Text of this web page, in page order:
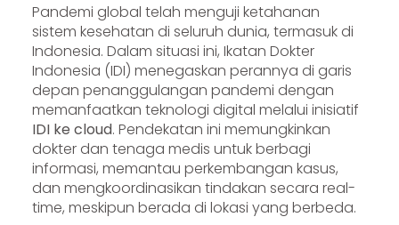
Pandemi global telah menguji ketahanan
sistem kesehatan di seluruh dunia, termasuk di
Indonesia. Dalam situasi ini, Ikatan Dokter
Indonesia (IDI) menegaskan perannya di garis
depan penanggulangan pandemi dengan
memanfaatkan teknologi digital melalui inisiatif
IDI ke cloud. Pendekatan ini memungkinkan
dokter dan tenaga medis untuk berbagi
informasi, memantau perkembangan kasus,
dan mengkoordinasikan tindakan secara real-
time, meskipun berada di lokasi yang berbeda.